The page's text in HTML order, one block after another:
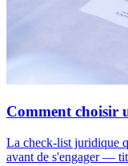
Comment choisir
La check-list juridique
avant de s'engager —